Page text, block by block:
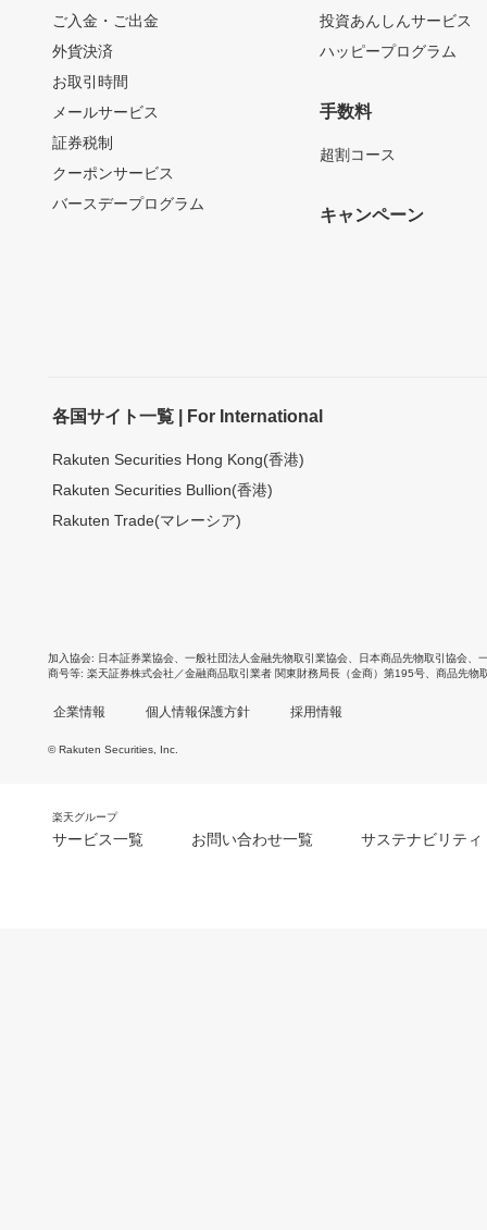
ご入金・ご出金
外貨決済
お取引時間
メールサービス
証券税制
クーポンサービス
バースデープログラム
投資あんしんサービス
ハッピープログラム
手数料
超割コース
キャンペーン
各国サイト一覧 | For International
Rakuten Securities Hong Kong(香港)
Rakuten Securities Bullion(香港)
Rakuten Trade(マレーシア)
加入協会 日本証券業協会 一般社団法人金融先物取引業協会 日本商品先物取引協会
商号等 楽天証券株式会社／金融商品取引業者 関東財務局長（金商）第195号、商品先物
企業情報 個人情報保護方針 採用情報
© Rakuten Securities, Inc.
楽天グループ
サービス一覧 お問い合わせ一覧 サステナビリティ